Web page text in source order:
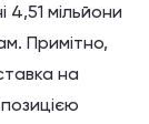
мільйони
Примітно,
на